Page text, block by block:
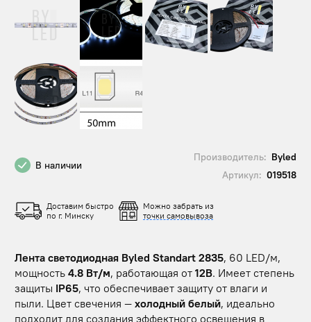
В наличии
Производитель: Byled
Артикул: 019518
Доставим быстро
по г. Минску
Можно забрать из
точки самовывоза
Лента светодиодная Byled Standart 2835, 60 LED/м,
мощность 4.8 Вт/м, работающая от 12В. Имеет степень
защиты IP65, что обеспечивает защиту от влаги и
пыли. Цвет свечения — холодный белый, идеально
подходит для создания эффектного освещения в